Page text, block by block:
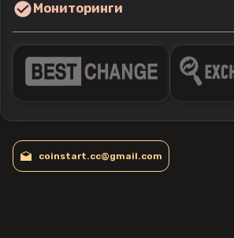
Мониторинги
coinstart.cc@gmail.com